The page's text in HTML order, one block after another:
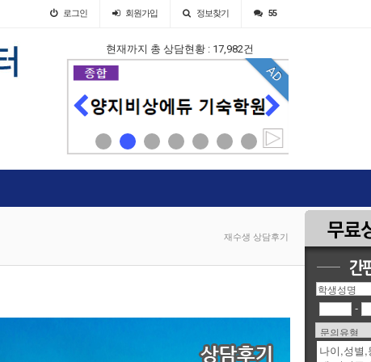
-
로그인 회원가입 정보찾기 55
현재까지 총 상담현황 : 17,982건
AD
재수생 상담후기